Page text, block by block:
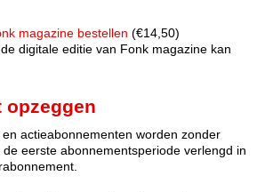
magazine bestellen (€14,50)
digitale editie van Fonk magazine kan
opzeggen
actieabonnementen worden zonder
eerste abonnementsperiode verlengd in